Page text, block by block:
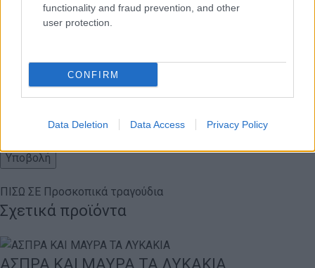
functionality and fraud prevention, and other
user protection.
CONFIRM
Data Deletion Data Access Privacy Policy
αυτόν τον πλοηγό για την επόμενη φορά που θα σχολιάσω.
ΠΙΣΩ ΣΕ Προσκοπικά τραγούδια
Σχετικά προϊόντα
ΑΣΠΡΑ ΚΑΙ ΜΑΥΡΑ ΤΑ ΛΥΚΑΚΙΑ